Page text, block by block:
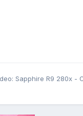
Sapphire R9 280x -